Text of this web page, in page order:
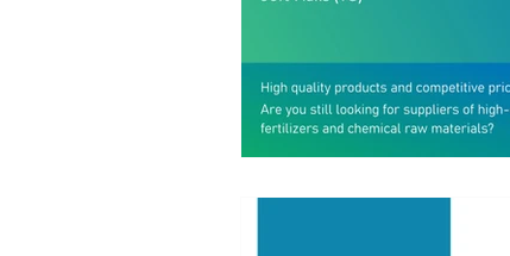
ErdeVitalis ErdeVitalis